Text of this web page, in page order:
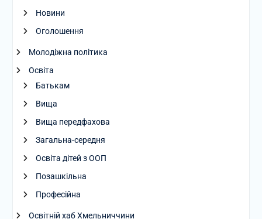
Новини
Оголошення
Молодіжна політика
Освіта
Батькам
Вища
Вища передфахова
Загальна-середня
Освіта дітей з ООП
Позашкільна
Професійна
Освітній хаб Хмельниччини